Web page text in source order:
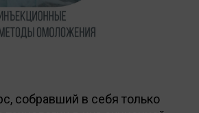
собравший в себя только